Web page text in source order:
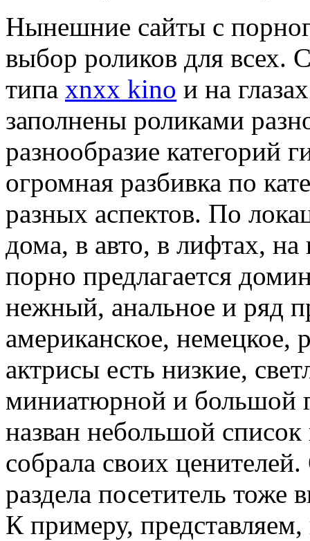
Нынeшниe сaйты с
выбор роликов для всех.
типа xnxx kino и на
заполнены роликами
разнообразие категорий
огромная разбивка по
разных аспектов. По
дома, в авто, в лифтах,
порно предлагается
нежный, анальное и ряд
американское, немецкое,
актрисы есть низкие,
миниатюрной и большой
назван небольшой
собрала своих
раздела посетитель тоже
К примеру,